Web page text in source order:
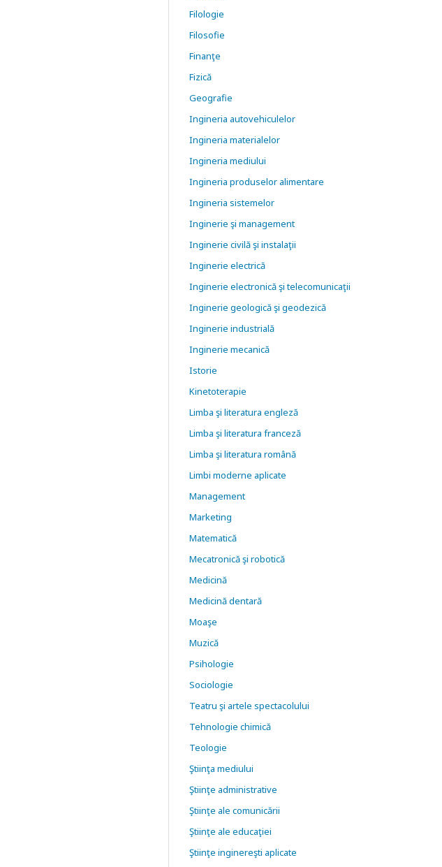
Filologie
Filosofie
Finanţe
Fizică
Geografie
Ingineria autovehiculelor
Ingineria materialelor
Ingineria mediului
Ingineria produselor alimentare
Ingineria sistemelor
Inginerie şi management
Inginerie civilă şi instalaţii
Inginerie electrică
Inginerie electronică şi telecomunicaţii
Inginerie geologică şi geodezică
Inginerie industrială
Inginerie mecanică
Istorie
Kinetoterapie
Limba şi literatura engleză
Limba şi literatura franceză
Limba şi literatura română
Limbi moderne aplicate
Management
Marketing
Matematică
Mecatronică şi robotică
Medicină
Medicină dentară
Moaşe
Muzică
Psihologie
Sociologie
Teatru şi artele spectacolului
Tehnologie chimică
Teologie
Ştiinţa mediului
Ştiinţe administrative
Ştiinţe ale comunicării
Ştiinţe ale educaţiei
Ştiinţe inginereşti aplicate